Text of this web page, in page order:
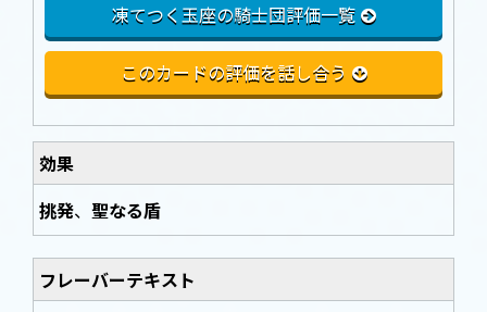
凍てつく玉座の騎士団評価一覧
このカードの評価を話し合う
効果
挑発、 聖なる盾
フレーバーテキスト